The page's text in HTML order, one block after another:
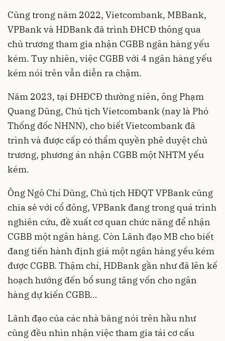
Cũng trong năm 2022, Vietcombank, MBBank,
VPBank và HDBank đã trình ĐHCĐ thông qua
chủ trương tham gia nhận CGBB ngân hàng yếu
kém. Tuy nhiên, việc CGBB với 4 ngân hàng yếu
kém nói trên vẫn diễn ra chậm.
Năm 2023, tại ĐHĐCĐ thường niên, ông Phạm
Quang Dũng, Chủ tịch Vietcombank (nay là Phó
Thống đốc NHNN), cho biết Vietcombank đã
trình và được cấp có thẩm quyền phê duyệt chủ
trương, phương án nhận CGBB một NHTM yếu
kém.
Ông Ngô Chí Dũng, Chủ tịch HĐQT VPBank cũng
chia sẻ với cổ đông, VPBank đang trong quá trình
nghiên cứu, đề xuất cơ quan chức năng để nhận
CGBB một ngân hàng. Còn Lãnh đạo MB cho biết
đang tiến hành định giá một ngân hàng yếu kém
được CGBB. Thậm chí, HDBank gần như đã lên kế
hoạch hướng đến bổ sung tăng vốn cho ngân
hàng dự kiến CGBB…
Lãnh đạo của các nhà băng nói trên hầu như
cũng đều nhìn nhận việc tham gia tái cơ cấu